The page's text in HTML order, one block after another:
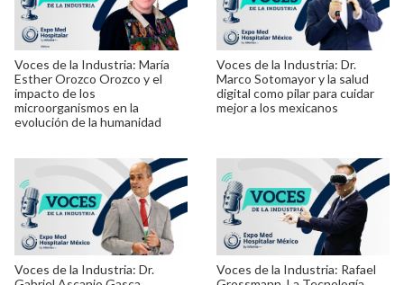
Voces de la Industria: María
Esther Orozco Orozco y el
impacto de los
microorganismos en la
evolución de la humanidad
Voces de la Industria: Dr.
Marco Sotomayor y la salud
digital como pilar para cuidar
mejor a los mexicanos
Voces de la Industria: Dr.
Voces de la Industria: Rafael